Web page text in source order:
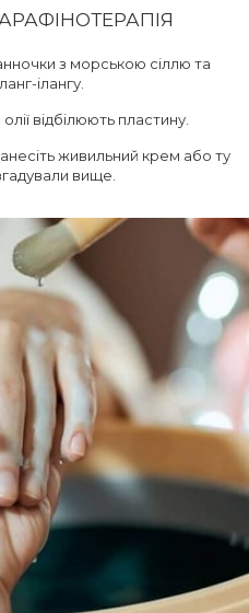
з морською сіллю та
ілангу.
відбілюють пластину.
живильний крем або ту
вище.